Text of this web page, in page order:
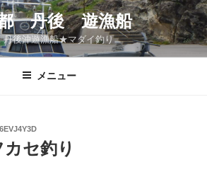
都 丹後 遊漁船
後沖遊漁船★マダイ釣り
メニュー
6EVJ4Y3D
セ釣り